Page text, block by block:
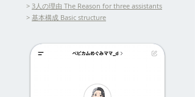
> 3人の理由 The Reason for three assistants
> 基本構成 Basic structure